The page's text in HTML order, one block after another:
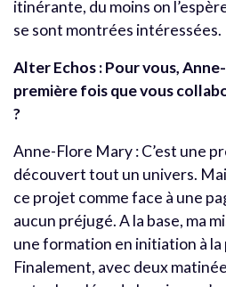
itinérante, du moins on
se sont montrées intéressées.
Alter Echos : Pour vous,
première fois que vous
?
Anne-Flore Mary : C’est une
découvert tout un univers.
ce projet comme face à une
aucun préjugé. A la base, ma
une formation en initiation à
Finalement, avec deux